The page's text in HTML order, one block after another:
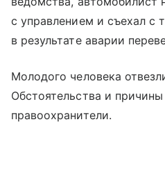
с управлением и съехал с
в результате аварии
Молодого человека
Обстоятельства и
правоохранители.